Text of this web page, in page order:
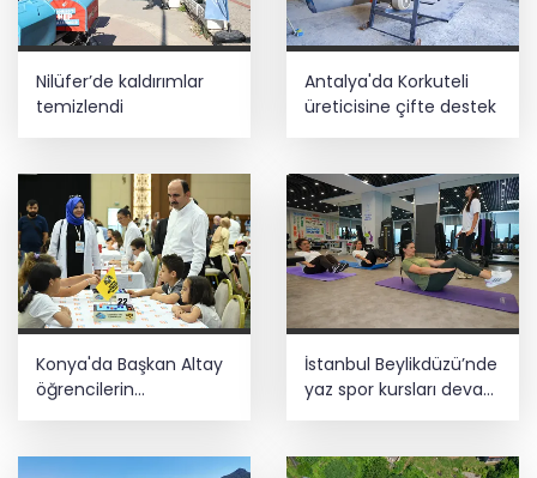
Nilüfer’de kaldırımlar
temizlendi
Antalya'da Korkuteli
üreticisine çifte destek
Konya'da Başkan Altay
öğrencilerin
heyecanına ortak oldu
İstanbul Beylikdüzü’nde
yaz spor kursları devam
ediyor